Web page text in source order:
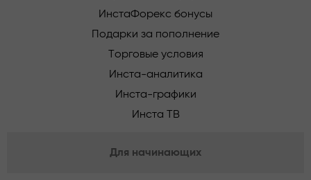
ИнстаФорекс бонусы
Подарки за пополнение
Торговые условия
Инста-аналитика
Инста-графики
Инста ТВ
Для начинающих